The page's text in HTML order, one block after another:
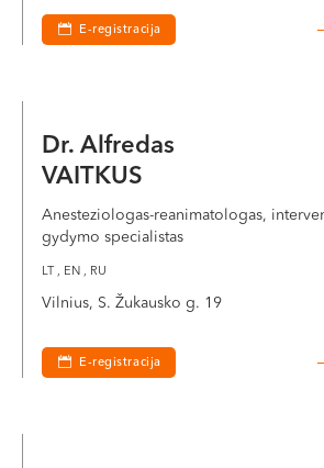
E-registracija
Dr. Alfredas
VAITKUS
Anesteziologas-reanimatologas,
gydymo specialistas
LT , EN , RU
Vilnius, S. Žukausko g. 19
E-registracija